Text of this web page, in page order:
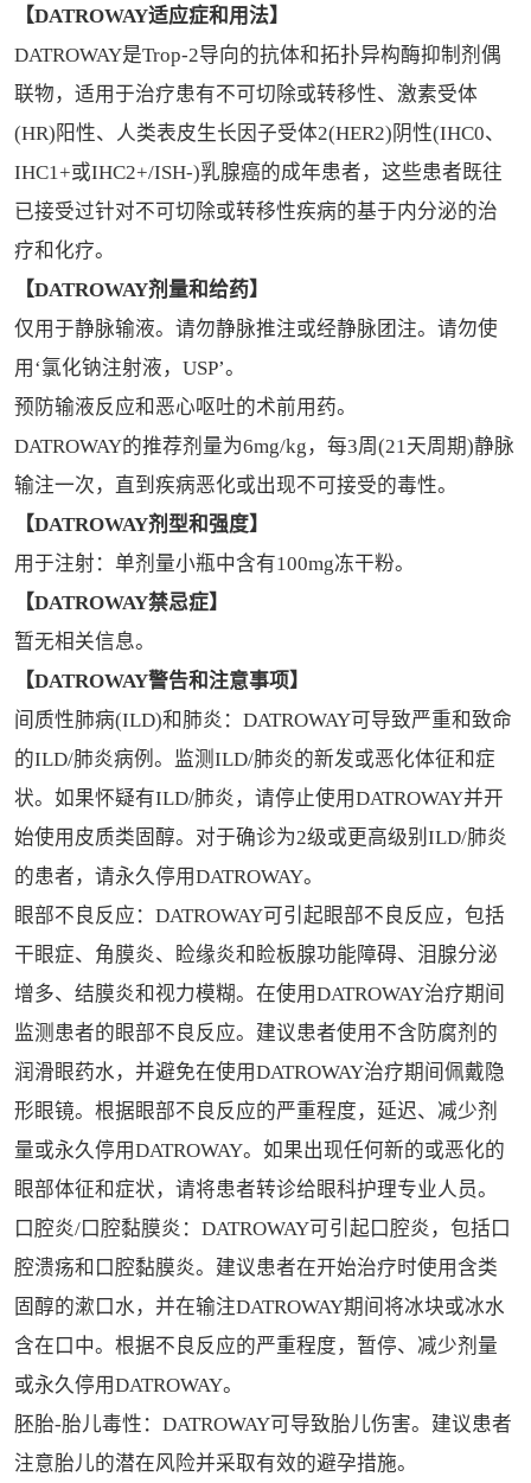
【DATROWAY适应症和用法】
DATROWAY是Trop-2导向的抗体和拓扑异构酶抑制剂偶
联物，适用于治疗患有不可切除或转移性、激素受体
(HR)阳性、人类表皮生长因子受体2(HER2)阴性(IHC0、
IHC1+或IHC2+/ISH-)乳腺癌的成年患者，这些患者既往
已接受过针对不可切除或转移性疾病的基于内分泌的治
疗和化疗。
【DATROWAY剂量和给药】
仅用于静脉输液。请勿静脉推注或经静脉团注。请勿使
用‘氯化钠注射液，USP’。
预防输液反应和恶心呕吐的术前用药。
DATROWAY的推荐剂量为6mg/kg，每3周(21天周期)静脉
输注一次，直到疾病恶化或出现不可接受的毒性。
【DATROWAY剂型和强度】
用于注射：单剂量小瓶中含有100mg冻干粉。
【DATROWAY禁忌症】
暂无相关信息。
【DATROWAY警告和注意事项】
间质性肺病(ILD)和肺炎：DATROWAY可导致严重和致命
的ILD/肺炎病例。监测ILD/肺炎的新发或恶化体征和症
状。如果怀疑有ILD/肺炎，请停止使用DATROWAY并开
始使用皮质类固醇。对于确诊为2级或更高级别ILD/肺炎
的患者，请永久停用DATROWAY。
眼部不良反应：DATROWAY可引起眼部不良反应，包括
干眼症、角膜炎、睑缘炎和睑板腺功能障碍、泪腺分泌
增多、结膜炎和视力模糊。在使用DATROWAY治疗期间
监测患者的眼部不良反应。建议患者使用不含防腐剂的
润滑眼药水，并避免在使用DATROWAY治疗期间佩戴隐
形眼镜。根据眼部不良反应的严重程度，延迟、减少剂
量或永久停用DATROWAY。如果出现任何新的或恶化的
眼部体征和症状，请将患者转诊给眼科护理专业人员。
口腔炎/口腔黏膜炎：DATROWAY可引起口腔炎，包括口
腔溃疡和口腔黏膜炎。建议患者在开始治疗时使用含类
固醇的漱口水，并在输注DATROWAY期间将冰块或冰水
含在口中。根据不良反应的严重程度，暂停、减少剂量
或永久停用DATROWAY。
胚胎-胎儿毒性：DATROWAY可导致胎儿伤害。建议患者
注意胎儿的潜在风险并采取有效的避孕措施。